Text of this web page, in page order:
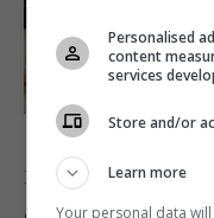
Коли ми принесли
Personalised
content
services
Store and/or
Learn more
Your personal data